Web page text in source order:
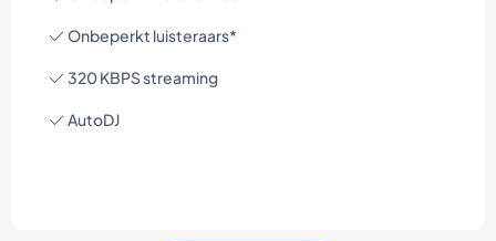
Onbeperkt luisteraars*
320 KBPS streaming
AutoDJ